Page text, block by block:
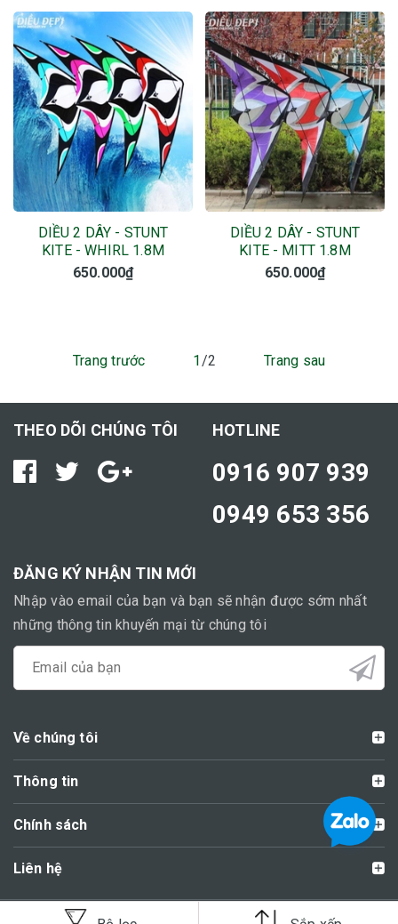
DIỀU 2 DÂY - STUNT
KITE - WHIRL 1.8M
650.000₫
DIỀU 2 DÂY - STUNT
KITE - MITT 1.8M
650.000₫
Trang trước 1 /2 Trang sau
THEO DÕI CHÚNG TÔI HOTLINE
0916 907 939
0949 653 356
ĐĂNG KÝ NHẬN TIN MỚI
Nhập vào email của bạn và bạn sẽ nhận được sớm nhất
những thông tin khuyến mại từ chúng tôi
Về chúng tôi
Thông tin
Chính sách
Liên hệ
Copyright Shop Diều Đẹp